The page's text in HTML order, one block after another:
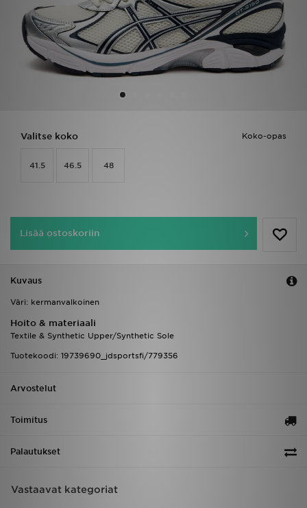
Koko-opas
Valitse koko
41.5 46.5 48
Lisää ostoskoriin
Kuvaus
Väri: kermanvalkoinen
Hoito & materiaali
Textile & Synthetic Upper/Synthetic Sole
Tuotekoodi: 19739690_jdsportsfi/779356
Arvostelut
Toimitus
Palautukset
Vastaavat kategoriat
Tuotemerkit
Inspiroidu